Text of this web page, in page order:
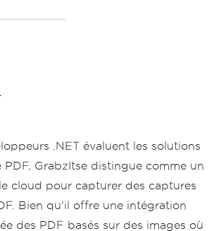
.NET évaluent les solutions
GrabzItse distingue comme un
cloud pour capturer des captures
Bien qu'il offre une intégration
des PDF basés sur des images où